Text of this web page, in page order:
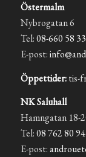
Östermalm
Nybrogatan 6
Tel:08-660 58 33
E-post:
Öppettider:tis-
NK Saluhall
Hamngatan 18-
Tel:08 762 80 94
E-post: